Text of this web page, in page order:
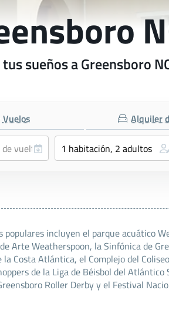
sueños a Greensboro
Vuelos Alquiler
incluyen el parque acuático
Arte Weatherspoon, la Sinfónica de
Costa Atlántica, el Complejo del
de la Liga de Béisbol del
Roller Derby y el Festival